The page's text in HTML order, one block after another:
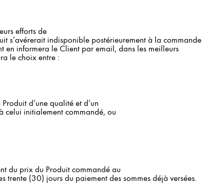
efforts de
s’avérerait indisponible postérieurement à la commande
en informera le Client par email, dans les meilleurs
le choix entre :
d’une qualité et d’un
celui initialement commandé, ou
du prix du Produit commandé au
trente (30) jours du paiement des sommes déjà versées.